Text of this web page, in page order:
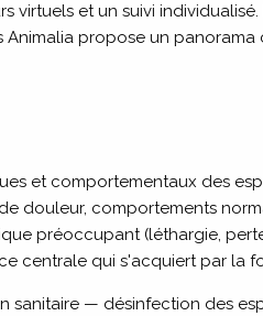
et un suivi individualisé.
Animalia propose un
et comportementaux des
douleur, comportements
préoccupant (léthargie,
centrale qui s'acquiert par la
sanitaire — désinfection des